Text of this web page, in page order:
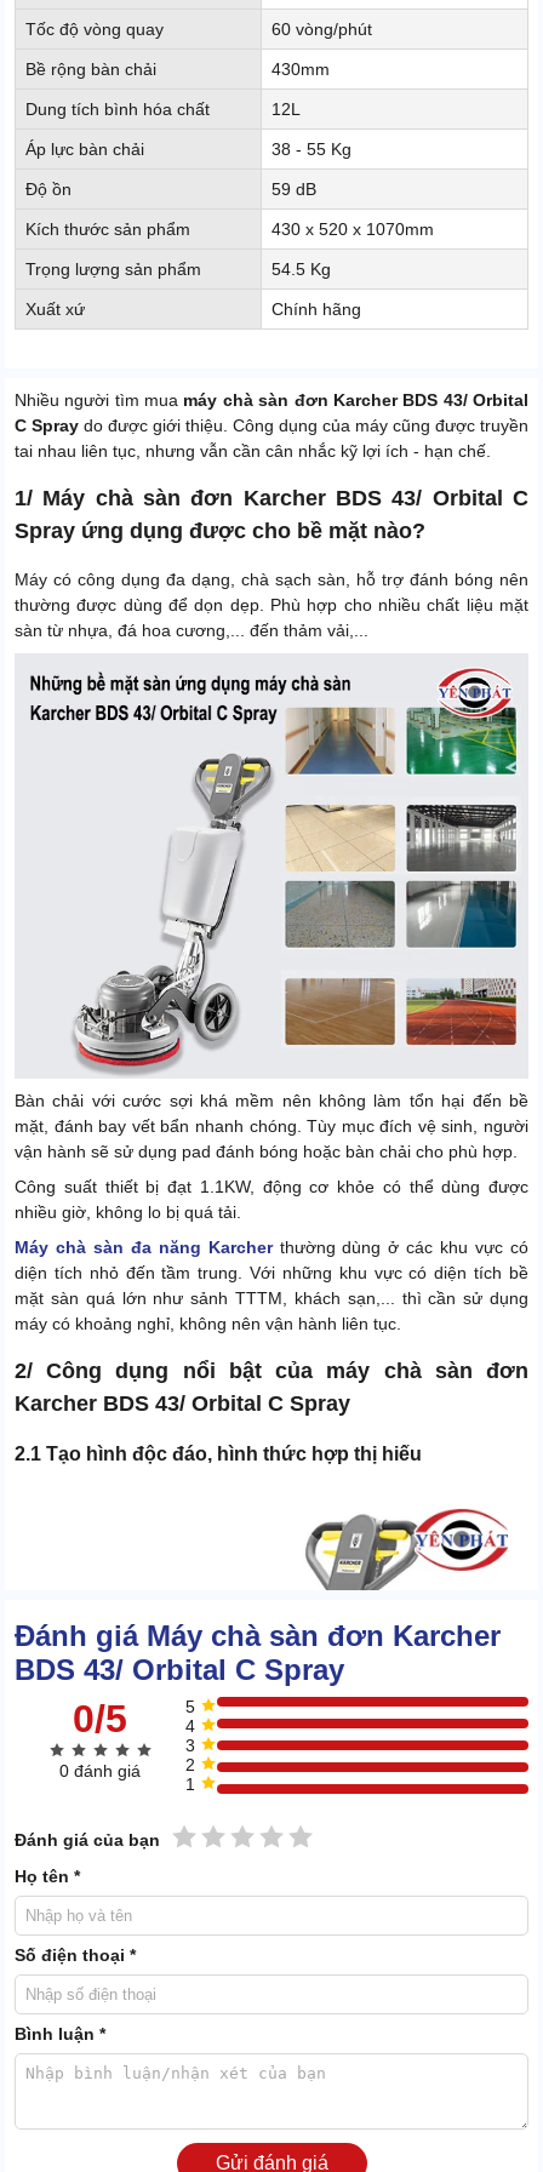
Tốc độ vòng quay 60 vòng/phút
Bề rộng bàn chải 430mm
Dung tích bình hóa chất 12L
Áp lực bàn chải 38 - 55 Kg
Độ ồn 59 dB
Kích thước sản phẩm 430 x 520 x 1070mm
Trọng lượng sản phẩm 54.5 Kg
Xuất xứ Chính hãng
Nhiều người tìm mua máy chà sàn đơn Karcher BDS 43/ Orbital
C Spray do được giới thiệu. Công dụng của máy cũng được truyền
tai nhau liên tục, nhưng vẫn cần cân nhắc kỹ lợi ích - hạn chế.
1/ Máy chà sàn đơn Karcher BDS 43/ Orbital C
Spray ứng dụng được cho bề mặt nào?
Máy có công dụng đa dạng, chà sạch sàn, hỗ trợ đánh bóng nên
thường được dùng để dọn dẹp. Phù hợp cho nhiều chất liệu mặt
sàn từ nhựa, đá hoa cương,... đến thảm vải,...
Bàn chải với cước sợi khá mềm nên không làm tổn hại đến bề
mặt, đánh bay vết bẩn nhanh chóng. Tùy mục đích vệ sinh, người
vận hành sẽ sử dụng pad đánh bóng hoặc bàn chải cho phù hợp.
Công suất thiết bị đạt 1.1KW, động cơ khỏe có thể dùng được
nhiều giờ, không lo bị quá tải.
Máy chà sàn đa năng Karcherthường dùng ở các khu vực có
diện tích nhỏ đến tầm trung. Với những khu vực có diện tích bề
mặt sàn quá lớn như sảnh TTTM, khách sạn,... thì cần sử dụng
máy có khoảng nghỉ, không nên vận hành liên tục.
2/ Công dụng nổi bật của máy chà sàn đơn
Karcher BDS 43/ Orbital C Spray
2.1 Tạo hình độc đáo, hình thức hợp thị hiếu
Máy được sáng tạo dựa trên những mẫu đã ra mắt, giữ nguyên bộ
khung với bàn chà + cần trục. Về cấu tạo chi tiết đã được cải tiến
rất nhiều, tính thẩm mỹ được chú trọng hơn hẳn.
màu trắng, tay cầm điều khiển màu xám, tạo cảm giác trang nhã,
Đánh giá Máy chà sàn đơn Karcher
BDS 43/ Orbital C Spray
0/5
0 đánh giá
5
4
3
2
1
Đánh giá của bạn 5 sao
4 sao
3 sao
2 sao
1 sao
Họ tên *
Số điện thoại *
Bình luận *
Gửi đánh giá